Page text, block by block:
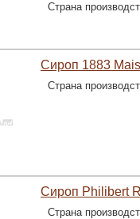
Страна
Сироп 1883
Страна
Сироп Philibert
Страна